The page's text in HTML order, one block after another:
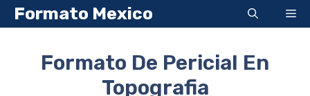
Saltar
al
Formato Mexico
Formato De Pericial En
Topografia